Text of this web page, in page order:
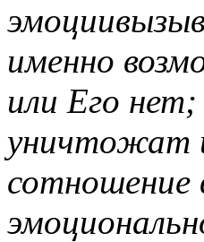
именно
или Его
уничтожат
сотношение